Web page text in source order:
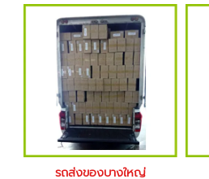
รถส่งของบางใหญ่